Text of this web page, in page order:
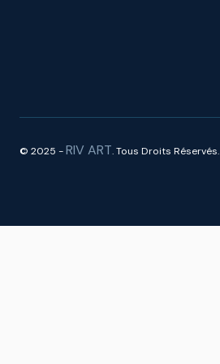
© 2025 -RIV ART. Tous Droits Réservés.